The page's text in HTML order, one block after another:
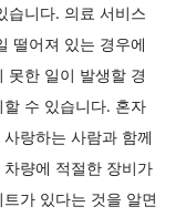
습니다. 의료 서비스
떨어져 있는 경우에
못한 일이 발생할 경
할 수 있습니다. 혼자
랑하는 사람과 함께
차량에 적절한 장비가
가 있다는 것을 알면